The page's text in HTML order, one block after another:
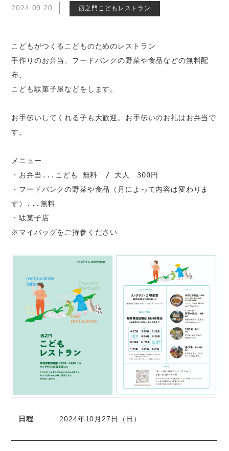
2024.09.20 西之門こどもレストラン
こどもがつくるこどものためのレストラン
手作りのお弁当、フードバンクの野菜や食品などの無料配
布、
こども駄菓子屋などをします。
お手伝いしてくれる子も大歓迎。お手伝いのお礼はお弁当で
す。
メニュー
・お弁当...こども 無料　/ 大人　300円
・フードバンクの野菜や食品（月によって内容は変わりま
す）...無料
・駄菓子店
※マイバッグをご持参ください
日程 2024年10月27日（日）